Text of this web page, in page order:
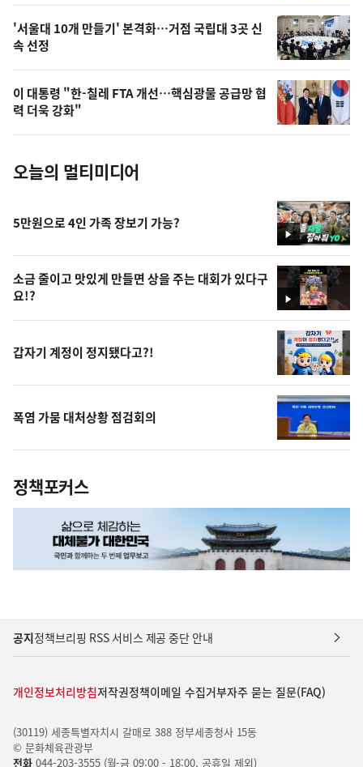
오
늘
의
사
진
'서울대 10개 만들기' 본격화…거점 국립대 3곳 신
속 선정
이 대통령 "한-칠레 FTA 개선…핵심광물 공급망 협
력 더욱 강화"
오늘의 멀티미디어
영
상
5만원으로 4인 가족 장보기 가능?
영
상
소금 줄이고 맛있게 만들면 상을 주는 대회가 있다구
요!?
갑자기 계정이 정지됐다고?!
폭염 가뭄 대처상황 점검회의
정책포커스
공지정책브리핑 RSS 서비스 제공 중단 안내
개인정보처리방침저작권정책이메일 수집거부자주 묻는 질문(FAQ)
(30119) 세종특별자치시 갈매로 388 정부세종청사 15동
© 문화체육관광부
전화044-203-3555 (월-금 09:00 - 18:00, 공휴일 제외)